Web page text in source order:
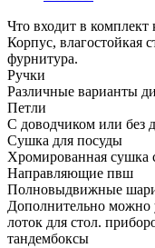
Что входит в комплект
Корпус, влагостойкая
фурнитура.
Ручки
Различные варианты
Петли
С доводчиком или без
Сушка для посуды
Хромированная
Направляющие пвш
Полновыдвижные
Дополнительно можно
лоток для стол.
тандембоксы